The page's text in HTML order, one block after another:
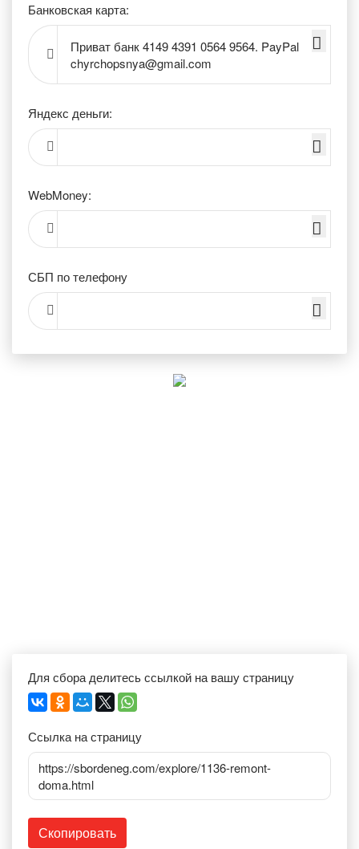
Банковская карта:
Приват банк 4149 4391 0564 9564. PayPal
chyrchopsnya@gmail.com
Яндекс деньги:
WebMoney:
СБП по телефону
Для сбора делитесь ссылкой на вашу страницу
Ссылка на страницу
https://sbordeneg.com/explore/1136-remont-
doma.html
Скопировать